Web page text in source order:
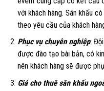
với khách hàng. Sân khấu
theo yêu cầu của khách
Phục vụ chuyên nghiệp:
được đào tạo bài bản, có
nên khách hàng sẽ được
Giá cho thuê sân khấu